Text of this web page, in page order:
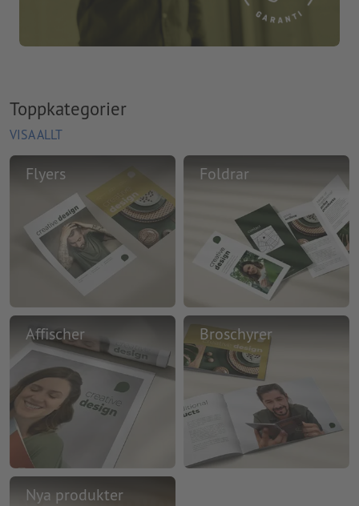
Toppkategorier
VISA ALLT
Flyers Foldrar
Affischer Broschyrer
Nya produkter